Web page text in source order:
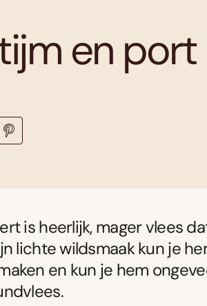
en port
is heerlijk, mager vlees
lichte wildsmaak kun je
en kun je hem